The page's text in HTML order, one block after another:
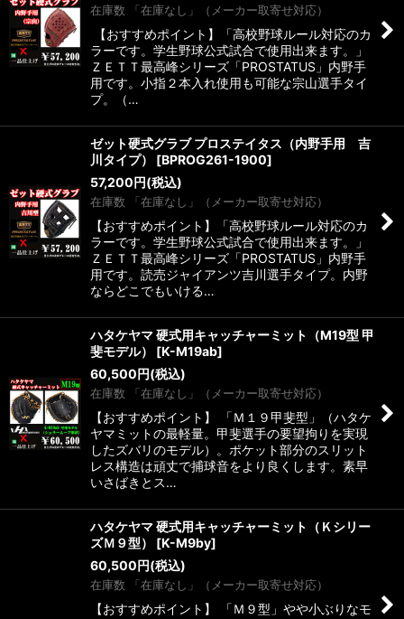
在庫数 「在庫なし」（メーカー取寄せ対応）
【おすすめポイント】「高校野球ルール対応のカ
ラーです。学生野球公式試合で使用出来ます。」
ＺＥＴＴ最高峰シリーズ「PROSTATUS」内野手
用です。小指２本入れ使用も可能な宗山選手タイ
プ。（…
ゼット硬式グラブ プロステイタス（内野手用 吉
川タイプ）
[BPROG261-1900]
57,200円(税込)
在庫数 「在庫なし」（メーカー取寄せ対応）
【おすすめポイント】「高校野球ルール対応のカ
ラーです。学生野球公式試合で使用出来ます。」
ＺＥＴＴ最高峰シリーズ「PROSTATUS」内野手
用です。読売ジャイアンツ吉川選手タイプ。内野
ならどこでもいける…
ハタケヤマ 硬式用キャッチャーミット（M19型 甲
斐モデル）
[K-M19ab]
60,500円(税込)
在庫数 「在庫なし」（メーカー取寄せ対応）
【おすすめポイント】 「Ｍ１９甲斐型」（ハタケ
ヤマミットの最軽量。甲斐選手の要望拘りを実現
したズバリのモデル）。ポケット部分のスリット
レス構造は頑丈で捕球音をより良くします。素早
いさばきとス…
ハタケヤマ 硬式用キャッチャーミット（Ｋシリー
ズＭ９型）
[K-M9by]
60,500円(税込)
在庫数 「在庫なし」（メーカー取寄せ対応）
【おすすめポイント】 「Ｍ９型」やや小ぶりなモ